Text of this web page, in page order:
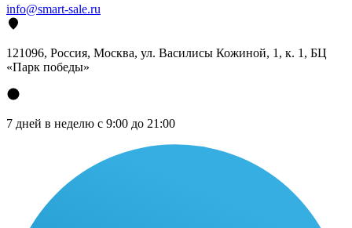
info@smart-sale.ru
121096, Россия, Москва, ул. Василисы Кожиной, 1, к. 1, БЦ
«Парк победы»
7 дней в неделю с 9:00 до 21:00